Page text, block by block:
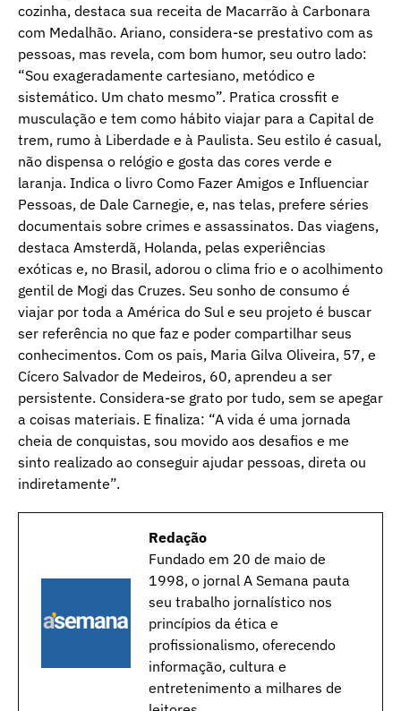
cozinha, destaca sua receita de Macarrão à Carbonara
com Medalhão. Ariano, considera-se prestativo com as
pessoas, mas revela, com bom humor, seu outro lado:
“Sou exageradamente cartesiano, metódico e
sistemático. Um chato mesmo”. Pratica crossfit e
musculação e tem como hábito viajar para a Capital de
trem, rumo à Liberdade e à Paulista. Seu estilo é casual,
não dispensa o relógio e gosta das cores verde e
laranja. Indica o livro Como Fazer Amigos e Influenciar
Pessoas, de Dale Carnegie, e, nas telas, prefere séries
documentais sobre crimes e assassinatos. Das viagens,
destaca Amsterdã, Holanda, pelas experiências
exóticas e, no Brasil, adorou o clima frio e o acolhimento
gentil de Mogi das Cruzes. Seu sonho de consumo é
viajar por toda a América do Sul e seu projeto é buscar
ser referência no que faz e poder compartilhar seus
conhecimentos. Com os pais, Maria Gilva Oliveira, 57, e
Cícero Salvador de Medeiros, 60, aprendeu a ser
persistente. Considera-se grato por tudo, sem se apegar
a coisas materiais. E finaliza: “A vida é uma jornada
cheia de conquistas, sou movido aos desafios e me
sinto realizado ao conseguir ajudar pessoas, direta ou
indiretamente”.
Redação
Fundado em 20 de maio de
1998, o jornal A Semana pauta
seu trabalho jornalístico nos
princípios da ética e
profissionalismo, oferecendo
informação, cultura e
entretenimento a milhares de